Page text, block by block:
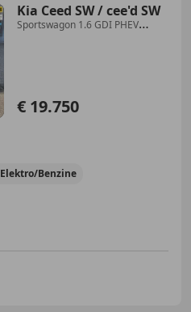
Kia Ceed SW / cee'd SW
Sportswagon 1.6 GDI PHEV
€ 19.750
Elektro/Benzine